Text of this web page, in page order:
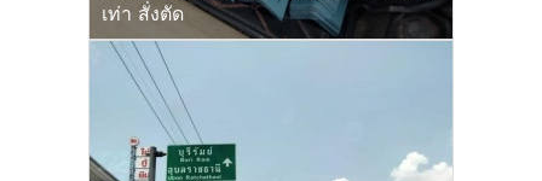
เท่า สั่งตัด